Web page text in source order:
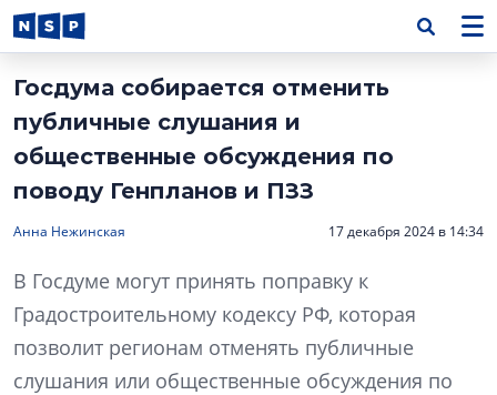
Госдума собирается отменить
публичные слушания и
общественные обсуждения по
поводу Генпланов и ПЗЗ
Анна Нежинская 17 декабря 2024 в 14:34
В Госдуме могут принять поправку к
Градостроительному кодексу РФ, которая
позволит регионам отменять публичные
слушания или общественные обсуждения по